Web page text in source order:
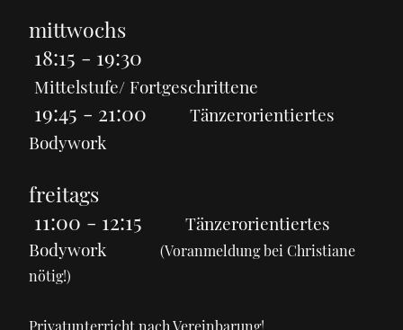
mittwochs
18:15 - 19:30
Mittelstufe/ Fortgeschrittene
19:45 - 21:00 Tänzerorientiertes
Bodywork
freitags
11:00 - 12:15 Tänzerorientiertes
Bodywork
(Voranmeldung bei Christiane
nötig!)
Privatunterricht nach Vereinbarung!